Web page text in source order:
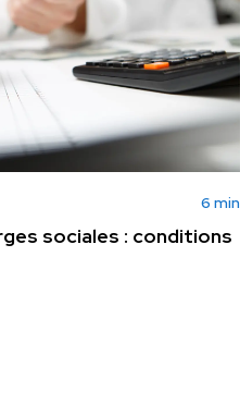
6 min
sociales : conditions